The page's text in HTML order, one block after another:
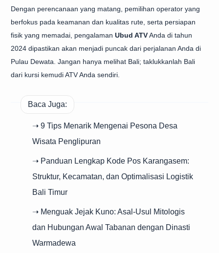
Dengan perencanaan yang matang, pemilihan operator yang
berfokus pada keamanan dan kualitas rute, serta persiapan
fisik yang memadai, pengalaman Ubud ATVAnda di tahun
2024 dipastikan akan menjadi puncak dari perjalanan Anda di
Pulau Dewata. Jangan hanya melihat Bali; taklukkanlah Bali
dari kursi kemudi ATV Anda sendiri.
Baca Juga:
➝ 9 Tips Menarik Mengenai Pesona Desa
Wisata Penglipuran
➝ Panduan Lengkap Kode Pos Karangasem:
Struktur, Kecamatan, dan Optimalisasi Logistik
Bali Timur
➝ Menguak Jejak Kuno: Asal-Usul Mitologis
dan Hubungan Awal Tabanan dengan Dinasti
Warmadewa